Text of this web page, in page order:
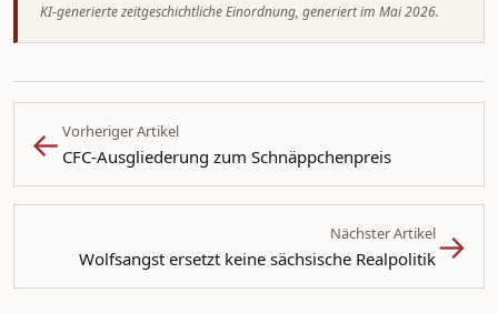
KI-generierte zeitgeschichtliche Einordnung, generiert im Mai 2026.
← Vorheriger Artikel
CFC-Ausgliederung zum Schnäppchenpreis
Nächster Artikel
Wolfsangst ersetzt keine sächsische Realpolitik→